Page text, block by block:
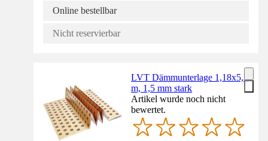
Online bestellbar
Nicht reservierbar
LVT Dämmunterlage 1,18x5,3
m, 1,5 mm stark
Artikel wurde noch nicht
bewertet.